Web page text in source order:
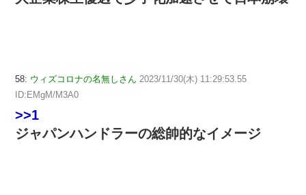
58: ウィズコロナの名無しさん 2023/11/30(木) 11:29:53.55
ID:EMgM/M3A0
>>1
ジャパンハンドラーの総帥的なイメージ